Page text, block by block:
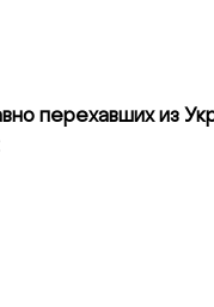
перехавших из